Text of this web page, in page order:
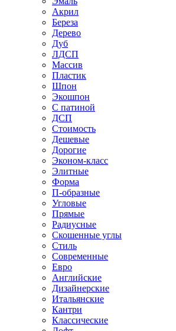
Акрил
Береза
Дерево
Дуб
ЛДСП
Массив
Пластик
Шпон
Экошпон
С патиной
ДСП
Стоимость
Дешевые
Дорогие
Эконом-класс
Элитные
Форма
П-образные
Угловые
Прямые
Радиусные
Скошенные углы
Стиль
Современные
Евро
Английские
Дизайнерские
Итальянские
Кантри
Классические